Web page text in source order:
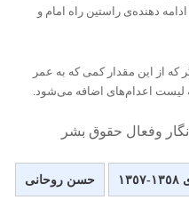
ادامه دهنده‌ی راستین راه امام و
که از این مقدار کمی که به عمر
لیست اعدام‌های اضافه می‌شود.
وفعال حقوق بشر
حسن روحانی